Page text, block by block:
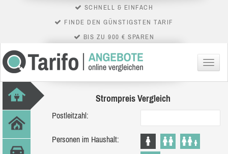
SCHNELL & EINFACH
FINDE DEN GÜNSTIGSTEN TARIF
BIS ZU 900 € SPAREN
Menü
Strompreis Vergleich
Postleitzahl:
Personen im Haushalt: